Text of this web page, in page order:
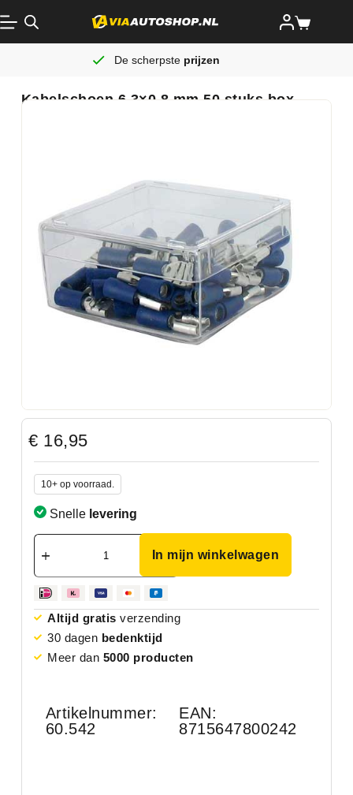
De scherpste prijzen
Kabelschoen 6.3×0.8 mm 50 stuks box
€ 16,95
10+ op voorraad.
Snelle levering
In mijn winkelwagen
Altijd gratis verzending
30 dagen bedenktijd
Meer dan 5000 producten
Artikelnummer:
60.542
EAN:
8715647800242